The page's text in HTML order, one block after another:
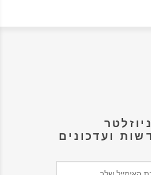
ועדכונים